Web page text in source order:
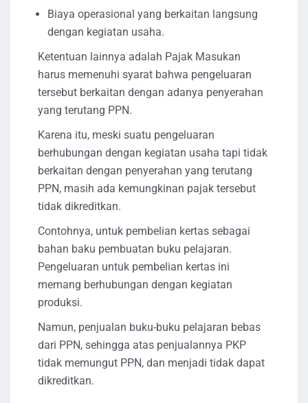
Biaya operasional yang berkaitan langsung
dengan kegiatan usaha.
Ketentuan lainnya adalah Pajak Masukan
harus memenuhi syarat bahwa pengeluaran
tersebut berkaitan dengan adanya penyerahan
yang terutang PPN.
Karena itu, meski suatu pengeluaran
berhubungan dengan kegiatan usaha tapi tidak
berkaitan dengan penyerahan yang terutang
PPN, masih ada kemungkinan pajak tersebut
tidak dikreditkan.
Contohnya, untuk pembelian kertas sebagai
bahan baku pembuatan buku pelajaran.
Pengeluaran untuk pembelian kertas ini
memang berhubungan dengan kegiatan
produksi.
Namun, penjualan buku-buku pelajaran bebas
dari PPN, sehingga atas penjualannya PKP
tidak memungut PPN, dan menjadi tidak dapat
dikreditkan.